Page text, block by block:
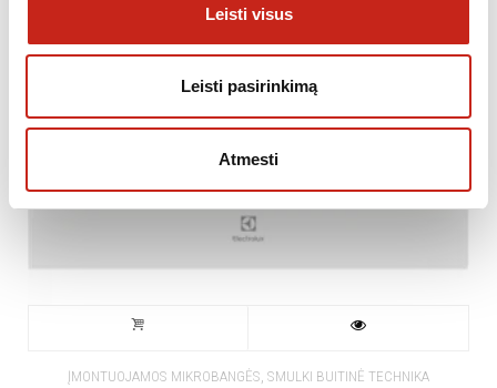
Leisti visus
Leisti pasirinkimą
Atmesti
ĮMONTUOJAMOS MIKROBANGĖS, SMULKI BUITINĖ TECHNIKA